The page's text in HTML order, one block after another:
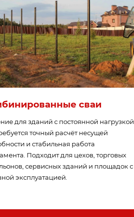
из
и
Профнастил Н75-750-0.9
оцинкованный
Длина под заказ, м:
«Профлист Панель»
Толщина металла, мм:
Цвет:
сваи
для зданий с постоянной нагрузкой,
точный расчёт несущей
и стабильная работа
Подходит для цехов, торговых
сервисных зданий и площадок с
эксплуатацией.